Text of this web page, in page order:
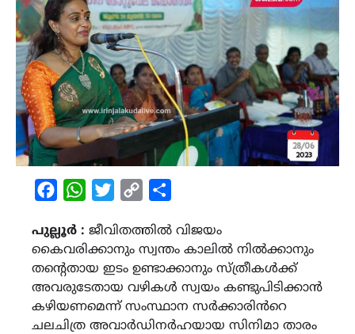
FacebookWhatsAppTwitterCopy
പുല്ലൂർ : ജീവിതത്തിൽ വിജയം
കൈവരിക്കാനും സ്വന്തം കാലിൽ നിൽക്കാനും
തന്‍റെതായ ഇടം ഉണ്ടാക്കാനും സ്ത്രീകൾക്ക്
അവരുടേതായ വഴികൾ സ്വയം കണ്ടുപിടിക്കാൻ
കഴിയണമെന്ന് സംസ്ഥാന സർക്കാരിൻറെ
ചലചിത്ര അവാർഡിനർഹയായ സിനിമാ താരം